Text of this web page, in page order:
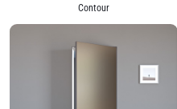
Contour